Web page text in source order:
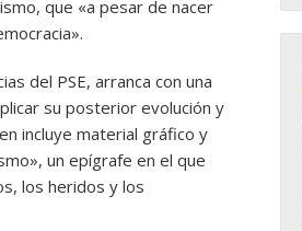
que «a pesar de nacer
del PSE, arranca con una
su posterior evolución y
incluye material gráfico y
un epígrafe en el que
los heridos y los